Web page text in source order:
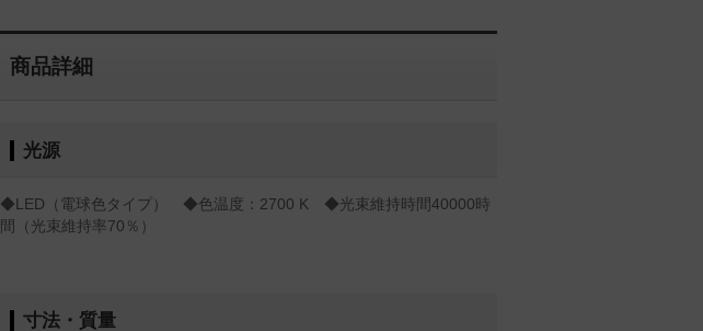
商品詳細
光源
◆LED（電球色タイプ） ◆色温度：2700 K ◆光束維持時間40000時
間（光束維持率70％）
寸法・質量